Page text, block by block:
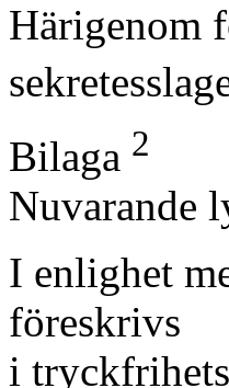
Härigenom
Bilaga 2
Nuvarande
I enlighet
föreskrivs
i